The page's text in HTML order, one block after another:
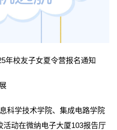
年校友子女夏令营报名通知
科学技术学院、集成电路学院
活动在微纳电子大厦103报告厅